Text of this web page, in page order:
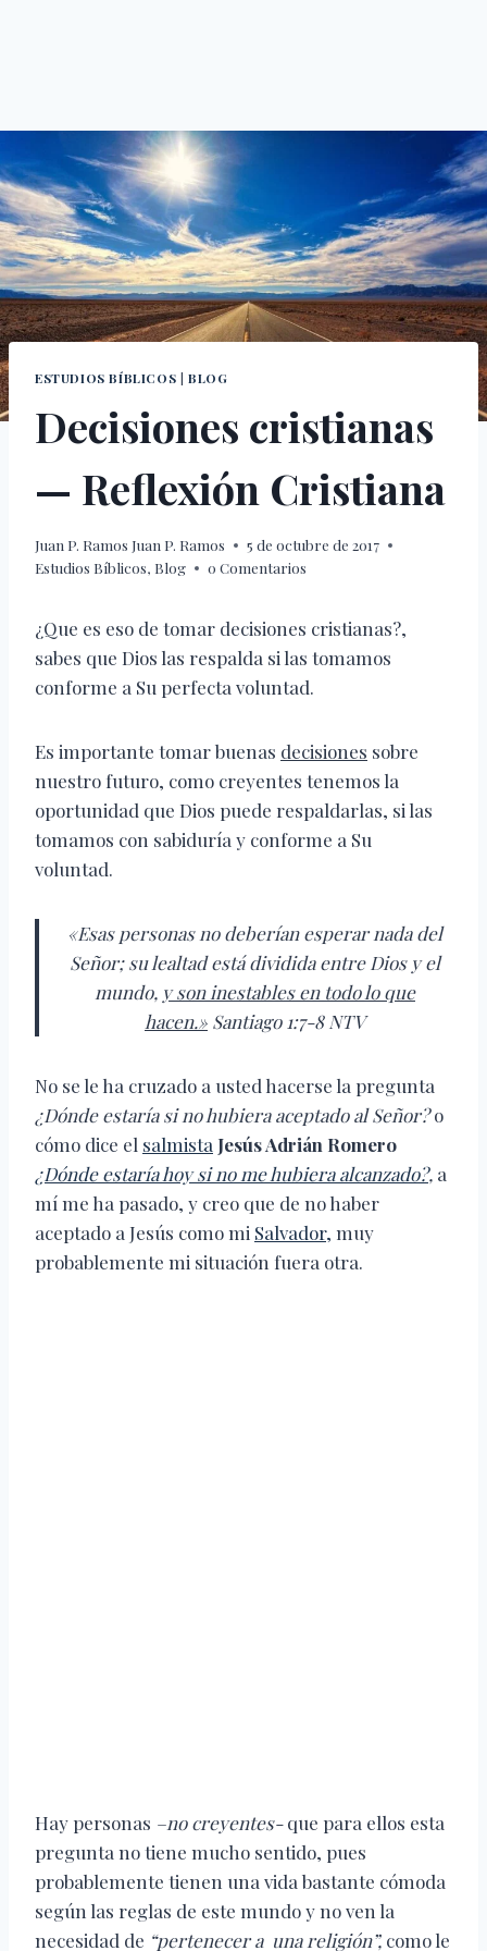
ESTUDIOS BÍBLICOS | BLOG
Decisiones cristianas
— Reflexión Cristiana
Juan P. Ramos Juan P. Ramos
5 de octubre de 2017
Estudios Bíblicos, Blog 0 Comentarios
¿Que es eso de tomar decisiones cristianas?,
sabes que Dios las respalda si las tomamos
conforme a Su perfecta voluntad.
Es importante tomar buenas decisiones sobre
nuestro futuro, como creyentes tenemos la
oportunidad que Dios puede respaldarlas, si las
tomamos con sabiduría y conforme a Su
voluntad.
«Esas personas no deberían esperar nada del
Señor; su lealtad está dividida entre Dios y el
mundo, y son inestables en todo lo que
hacen.» Santiago 1:7-8 NTV
No se le ha cruzado a usted hacerse la pregunta
¿Dónde estaría si no hubiera aceptado al Señor?o
cómo dice el salmista Jesús Adrián Romero
¿Dónde estaría hoy si no me hubiera alcanzado?, a
mí me ha pasado, y creo que de no haber
aceptado a Jesús como mi Salvador, muy
probablemente mi situación fuera otra.
Hay personas –no creyentes-que para ellos esta
pregunta no tiene mucho sentido, pues
probablemente tienen una vida bastante cómoda
según las reglas de este mundo y no ven la
necesidad de “pertenecer a una religión”, como le